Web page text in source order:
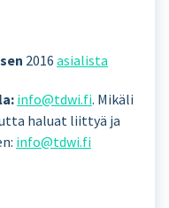
2016 asialista
info@tdwi.fi. Mikäli
haluat liittyä ja
info@tdwi.fi